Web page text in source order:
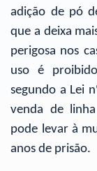
adição de pó
que a deixa
perigosa nos
uso é
segundo a Lei
venda de
pode levar à
anos de prisão.